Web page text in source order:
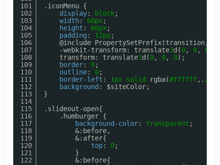
101
102
103
104
105
106
107
108
109
110
111
112
113
114
115
116
117
118
119
120
121
122
.iconMenu {
display: block;
width: 60px;
height : 60px;
padding : 12px;
@include PropertySetPrefix(transition,
-webkit-transform: translate3d(0, 0, 0
transform: translate3d(0, 0, 0);
border: 0;
outline: 0;
border-left : 1px solid rgba(#ffffff,. 25
background : $siteColor;
}
.slideout-open{
.humburger {
background-color: transparent ;
&:before,
&:after{
top: 0;
}
&:before{